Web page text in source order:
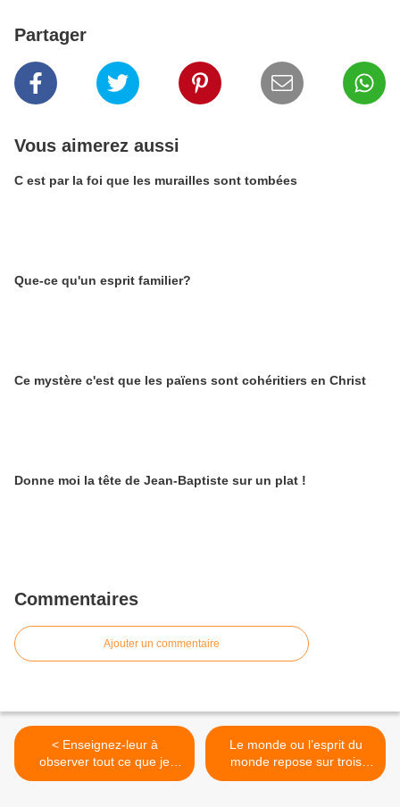
Partager
Vous aimerez aussi
C est par la foi que les murailles sont tombées
Que-ce qu'un esprit familier?
Ce mystère c'est que les païens sont cohéritiers en Christ
Donne moi la tête de Jean-Baptiste sur un plat !
Commentaires
Ajouter un commentaire
< Enseignez-leur à
observer tout ce que je
vous ai prescrit
Le monde ou l’esprit du
monde repose sur trois
piliers, qui sont-ils ? >